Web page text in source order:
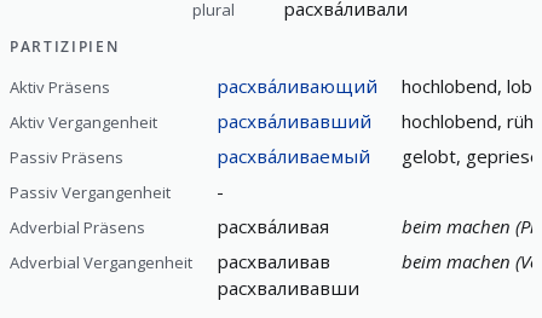
plural расхва́ливали
PARTIZIPIEN
Aktiv Präsens расхва́ливающий hochlobend,
Aktiv Vergangenheit расхва́ливавший hochlobend,
Passiv Präsens расхва́ливаемый gelobt,
Passiv Vergangenheit -
Adverbial Präsens расхва́ливая beim machen
Adverbial Vergangenheit
расхваливав
расхваливавши
beim machen